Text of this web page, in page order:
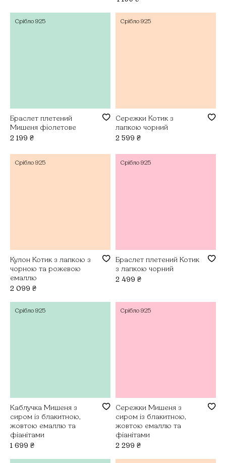
Срібло 925
Браслет плетений
Мишеня фіолетове
2 199 ₴
Срібло 925
Сережки Котик з
лапкою чорний
2 599 ₴
Срібло 925
Кулон Котик з лапкою з
чорною та рожевою
емаллю
2 099 ₴
Срібло 925
Браслет плетений Котик
з лапкою чорний
2 499 ₴
Срібло 925
Каблучка Мишеня з
сиром із блакитною,
жовтою емаллю та
фіанітами
1 699 ₴
Срібло 925
Сережки Мишеня з
сиром із блакитною,
жовтою емаллю та
фіанітами
2 299 ₴